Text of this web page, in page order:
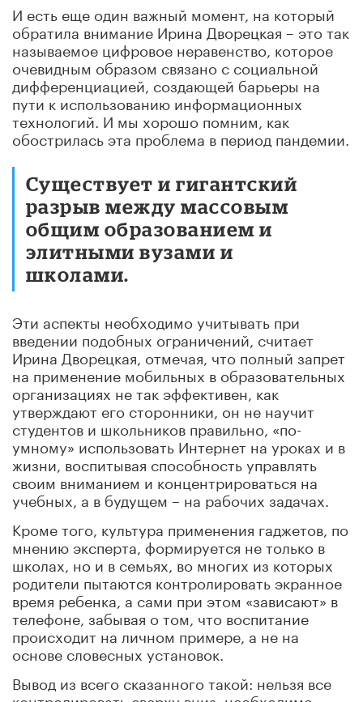
И есть еще один важный момент, на который
обратила внимание Ирина Дворецкая – это так
называемое цифровое неравенство, которое
очевидным образом связано с социальной
дифференциацией, создающей барьеры на
пути к использованию информационных
технологий. И мы хорошо помним, как
обострилась эта проблема в период пандемии.
Существует и гигантский
разрыв между массовым
общим образованием и
элитными вузами и
школами.
Эти аспекты необходимо учитывать при
введении подобных ограничений, считает
Ирина Дворецкая, отмечая, что полный запрет
на применение мобильных в образовательных
организациях не так эффективен, как
утверждают его сторонники, он не научит
студентов и школьников правильно, «по-
умному» использовать Интернет на уроках и в
жизни, воспитывая способность управлять
своим вниманием и концентрироваться на
учебных, а в будущем – на рабочих задачах.
Кроме того, культура применения гаджетов, по
мнению эксперта, формируется не только в
школах, но и в семьях, во многих из которых
родители пытаются контролировать экранное
время ребенка, а сами при этом «зависают» в
телефоне, забывая о том, что воспитание
происходит на личном примере, а не на
основе словесных установок.
Вывод из всего сказанного такой: нельзя все